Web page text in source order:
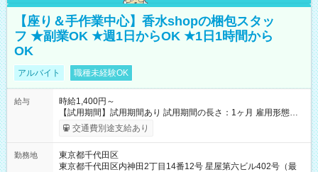
【座り＆手作業中心】香水shopの梱包スタッ
フ ★副業OK ★週1日からOK ★1日1時間から
OK
アルバイト 職種未経験OK
給与
時給1,400円～
【試用期間】試用期間あり 試用期間の長さ：1ヶ月 雇用形態、
給与は本採用時と同じです。
交通費別途支給あり
勤務地
東京都千代田区
東京都千代田区内神田2丁目14番12号 星屋第六ビル402号（最